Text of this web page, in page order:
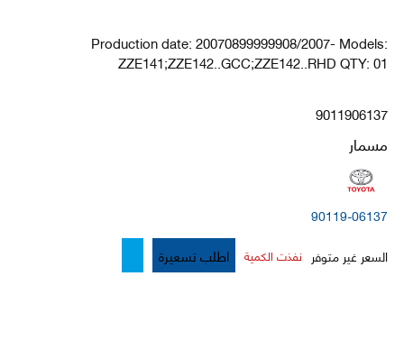
Production date: 20070899999908/2007- Models:
ZZE141;ZZE142..GCC;ZZE142..RHD QTY: 01
9011906137
مسمار
90119-06137
السعر غير متوفر نفذت الكمية اطلب تسعيرة